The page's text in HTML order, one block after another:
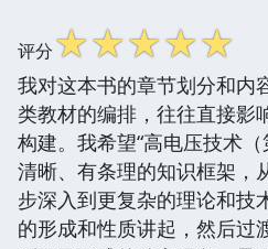
评分☆☆☆☆☆
我对这本书的章节划分和内
类教材的编排，往往直接影
构建。我希望“高电压技术
清晰、有条理的知识框架，
步深入到更复杂的理论和技
的形成和性质讲起，然后过